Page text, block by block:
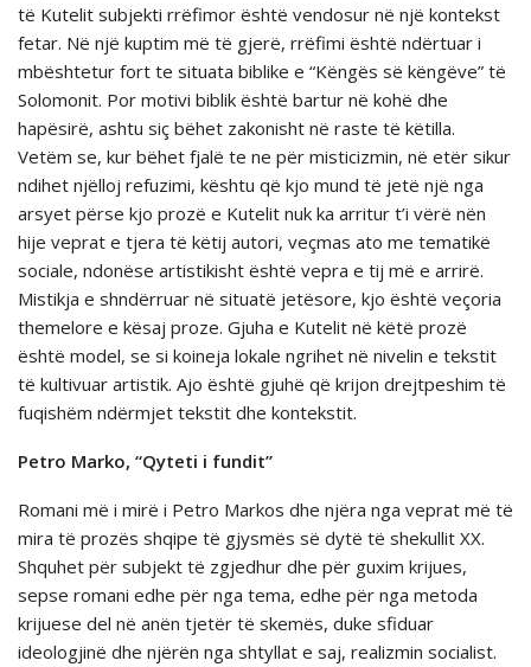
të Kutelit subjekti rrëfimor është vendosur në një kontekst
fetar. Në një kuptim më të gjerë, rrëfimi është ndërtuar i
mbështetur fort te situata biblike e “Këngës së këngëve” të
Solomonit. Por motivi biblik është bartur në kohë dhe
hapësirë, ashtu siç bëhet zakonisht në raste të këtilla.
Vetëm se, kur bëhet fjalë te ne për misticizmin, në etër sikur
ndihet njëlloj refuzimi, kështu që kjo mund të jetë një nga
arsyet përse kjo prozë e Kutelit nuk ka arritur t’i vërë nën
hije veprat e tjera të këtij autori, veçmas ato me tematikë
sociale, ndonëse artistikisht është vepra e tij më e arrirë.
Mistikja e shndërruar në situatë jetësore, kjo është veçoria
themelore e kësaj proze. Gjuha e Kutelit në këtë prozë
është model, se si koineja lokale ngrihet në nivelin e tekstit
të kultivuar artistik. Ajo është gjuhë që krijon drejtpeshim të
fuqishëm ndërmjet tekstit dhe kontekstit.
Petro Marko, “Qyteti i fundit”
Romani më i mirë i Petro Markos dhe njëra nga veprat më të
mira të prozës shqipe të gjysmës së dytë të shekullit XX.
Shquhet për subjekt të zgjedhur dhe për guxim krijues,
sepse romani edhe për nga tema, edhe për nga metoda
krijuese del në anën tjetër të skemës, duke sfiduar
ideologjinë dhe njërën nga shtyllat e saj, realizmin socialist.